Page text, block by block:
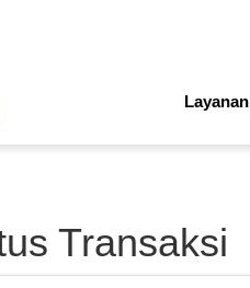
Layanan
Transaksi